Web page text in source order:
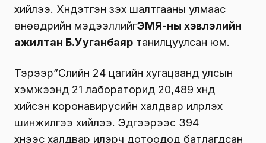
хийлээ. Хүндэтгэн үзэх шалтгааны улмаас
өнөөдрийн мэдээллийгЭМЯ-ны хэвлэлийн
ажилтан Б.Ууганбаяр танилцуулсан юм.
Тэрээр”Сүүлийн 24 цагийн хугацаанд улсын
хэмжээнд 21 лабораторид 20,489 хүнд
хийсэн коронавирусийн халдвар илрүүлэх
шинжилгээ хийлээ. Эдгээрээс 394
хүнээс халдвар илэрч дотоодод батлагдсан